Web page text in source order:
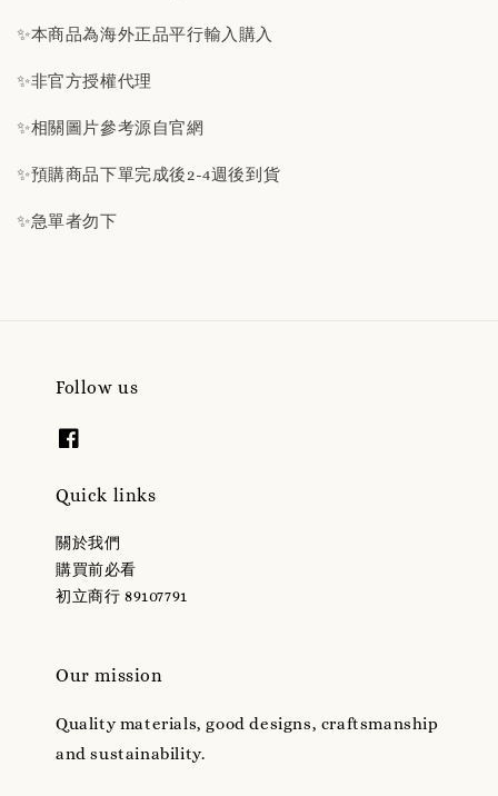
✨本商品為海外正品平行輸入購入
✨非官方授權代理
✨相關圖片參考源自官網
✨預購商品下單完成後2-4週後到貨
✨急單者勿下
Follow us
Quick links
關於我們
購買前必看
初立商行 89107791
Our mission
Quality materials, good designs, craftsmanship
and sustainability.